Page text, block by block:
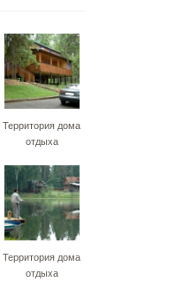
Территория дома
отдыха
Территория дома
отдыха